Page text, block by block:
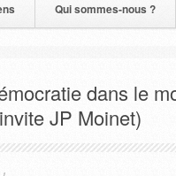
Qui sommes-nous ?
dans le
JP Moinet)